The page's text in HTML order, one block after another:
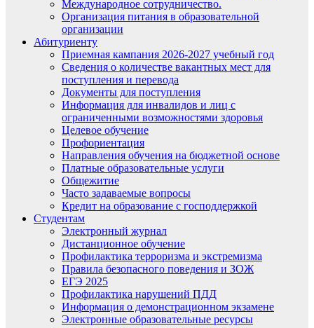
Международное сотрудничество.
Организация питания в образовательной
организации
Абитуриенту
Приемная кампания 2026-2027 учебный год
Сведения о количестве вакантных мест для
поступления и перевода
Документы для поступления
Информация для инвалидов и лиц с
ограниченными возможностями здоровья
Целевое обучение
Профориентация
Направления обучения на бюджетной основе
Платные образовательные услуги
Общежитие
Часто задаваемые вопросы
Кредит на образование с господдержкой
Студентам
Электронный журнал
Дистанционное обучение
Профилактика терроризма и экстремизма
Правила безопасного поведения и ЗОЖ
ЕГЭ 2025
Профилактика нарушений ПДД
Информация о демонстрационном экзамене
Электронные образовательные ресурсы